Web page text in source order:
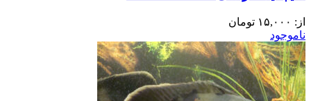
از: ۱۵,۰۰۰ تومان
ناموجود